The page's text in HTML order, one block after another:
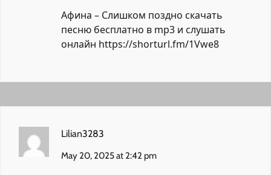
Афина – Слишком поздно скачать
песню бесплатно в mp3 и слушать
онлайн https://shorturl.fm/1Vwe8
Lilian3283
May 20, 2025 at 2:42 pm